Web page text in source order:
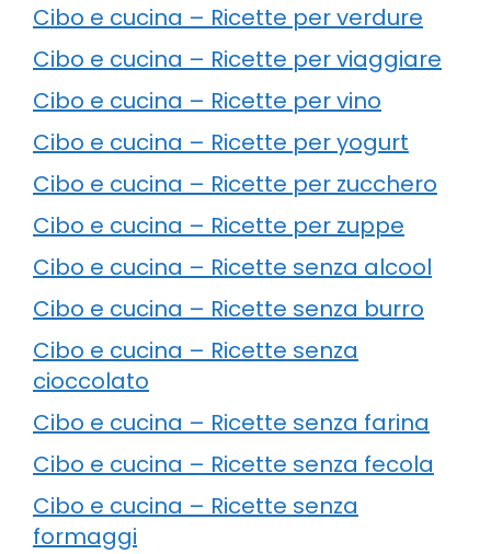
Cibo e cucina – Ricette per verdure
Cibo e cucina – Ricette per viaggiare
Cibo e cucina – Ricette per vino
Cibo e cucina – Ricette per yogurt
Cibo e cucina – Ricette per zucchero
Cibo e cucina – Ricette per zuppe
Cibo e cucina – Ricette senza alcool
Cibo e cucina – Ricette senza burro
Cibo e cucina – Ricette senza
cioccolato
Cibo e cucina – Ricette senza farina
Cibo e cucina – Ricette senza fecola
Cibo e cucina – Ricette senza
formaggi